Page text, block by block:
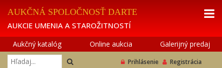
AUKČNÁ SPOLOČNOSŤ DARTE
AUKCIE UMENIA A STAROŽITNOSTÍ
Aukčný katalóg Online aukcia Galerijný predaj
Prihlásenie Registrácia